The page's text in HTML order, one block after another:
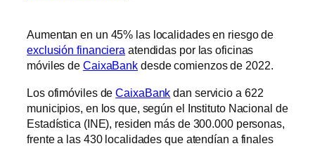
Aumentan en un 45% las localidades en riesgo de
exclusión financiera atendidas por las oficinas
móviles de CaixaBank desde comienzos de 2022.
Los ofimóviles deCaixaBank dan servicio a 622
municipios, en los que, según el Instituto Nacional de
Estadística (INE), residen más de 300.000 personas,
frente a las 430 localidades que atendían a finales